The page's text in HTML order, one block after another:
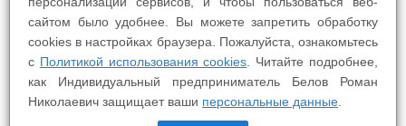
Киров, ул. Профсоюзная 7А
2025 © Yokohama Киров - Шины Диски Сервис
сайтом было удобнее. Вы можете запретить обработку
cookies в настройках браузера. Пожалуйста, ознакомьтесь
с Политикой использования cookies . Читайте подробнее,
как Индивидуальный предприниматель Белов Роман
Николаевич защищает ваши персональные данные